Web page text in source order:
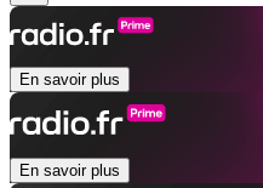
En savoir plus
En savoir plus